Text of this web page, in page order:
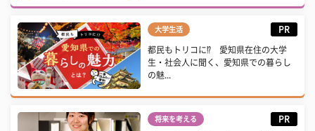
大学生活 PR
都民もトリコに⁉ 愛知県在住の大学
生・社会人に聞く、愛知県での暮らし
の魅...
将来を考える PR